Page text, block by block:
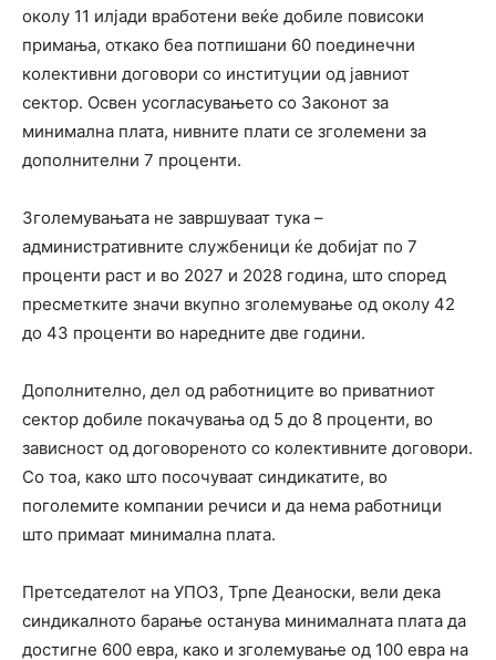
околу 11 илјади вработени веќе добиле повисоки
примања, откако беа потпишани 60 поединечни
колективни договори со институции од јавниот
сектор. Освен усогласувањето со Законот за
минимална плата, нивните плати се зголемени за
дополнителни 7 проценти.
Зголемувањата не завршуваат тука –
административните службеници ќе добијат по 7
проценти раст и во 2027 и 2028 година, што според
пресметките значи вкупно зголемување од околу 42
до 43 проценти во наредните две години.
Дополнително, дел од работниците во приватниот
сектор добиле покачувања од 5 до 8 проценти, во
зависност од договореното со колективните договори.
Со тоа, како што посочуваат синдикатите, во
поголемите компании речиси и да нема работници
што примаат минимална плата.
Претседателот на УПОЗ, Трпе Деаноски, вели дека
синдикалното барање останува минималната плата да
достигне 600 евра, како и зголемување од 100 евра на